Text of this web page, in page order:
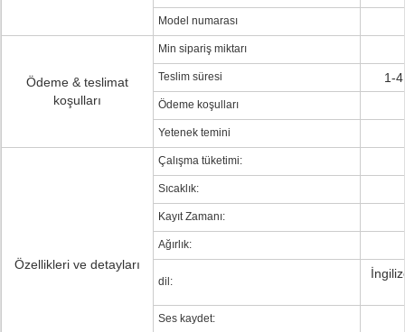
Model numarası
Ödeme & teslimat
koşulları
Min sipariş miktarı
Teslim süresi 1-
Ödeme koşulları
Yetenek temini
Özellikleri ve detayları
Çalışma tüketimi:
Sıcaklık:
Kayıt Zamanı:
Ağırlık:
dil:
Ses kaydet: